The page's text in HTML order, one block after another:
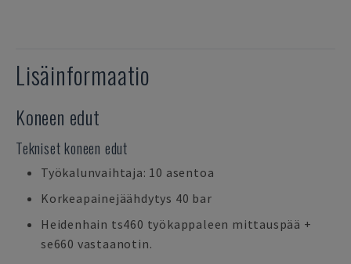
Lisäinformaatio
Koneen edut
Tekniset koneen edut
Työkalunvaihtaja: 10 asentoa
Korkeapainejäähdytys 40 bar
Heidenhain ts460 työkappaleen mittauspää +
se660 vastaanotin.